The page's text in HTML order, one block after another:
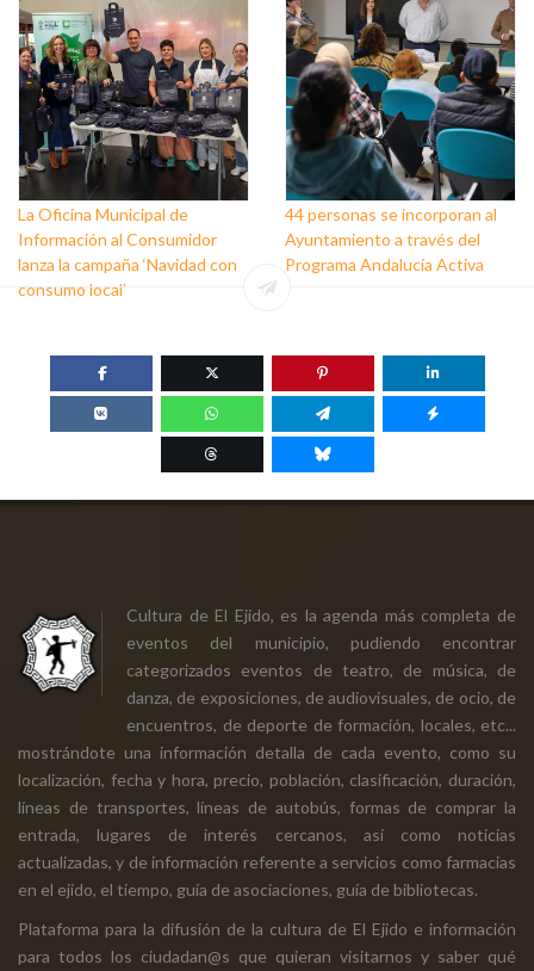
de este colectivo
La Oficina Municipal de
Información al Consumidor
lanza la campaña ‘Navidad con
consumo local’
44 personas se incorporan al
Ayuntamiento a través del
Programa Andalucía Activa
Cultura de El Ejido, es la agenda más completa de
eventos del municipio, pudiendo encontrar
categorizados eventos de teatro, de música, de
danza, de exposiciones, de audiovisuales, de ocio, de
encuentros, de deporte de formación, locales, etc...
mostrándote una información detalla de cada evento, como su
localización, fecha y hora, precio, población, clasificación, duración,
líneas de transportes, líneas de autobús, formas de comprar la
entrada, lugares de interés cercanos, así como noticias
actualizadas, y de información referente a servicios como farmacias
en el ejido, el tiempo, guía de asociaciones, guía de bibliotecas.
Plataforma para la difusión de la cultura de El Ejido e información
para todos los ciudadan@s que quieran visitarnos y saber qué